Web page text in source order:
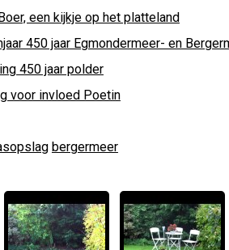
een kijkje op het platteland
450 jaar Egmondermeer- en
450 jaar polder
voor invloed Poetin
bergermeer